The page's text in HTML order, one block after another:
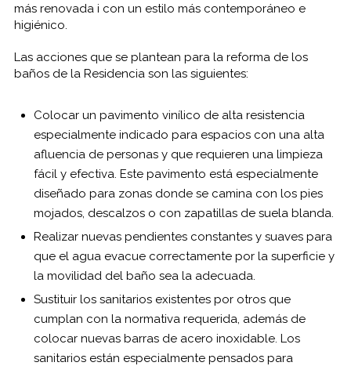
más renovada i con un estilo más contemporáneo e
higiénico.
Las acciones que se plantean para la reforma de los
baños de la Residencia son las siguientes:
Colocar un pavimento vinílico de alta resistencia
especialmente indicado para espacios con una alta
afluencia de personas y que requieren una limpieza
fácil y efectiva. Este pavimento está especialmente
diseñado para zonas donde se camina con los pies
mojados, descalzos o con zapatillas de suela blanda.
Realizar nuevas pendientes constantes y suaves para
que el agua evacue correctamente por la superficie y
la movilidad del baño sea la adecuada.
Sustituir los sanitarios existentes por otros que
cumplan con la normativa requerida, además de
colocar nuevas barras de acero inoxidable. Los
sanitarios están especialmente pensados para